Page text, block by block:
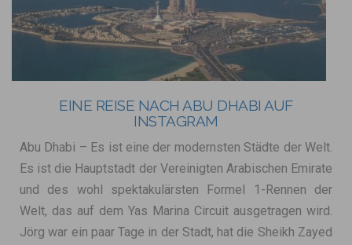
EINE REISE NACH ABU DHABI AUF
INSTAGRAM
Abu Dhabi – Es ist eine der modernsten Städte der Welt.
Es ist die Hauptstadt der Vereinigten Arabischen Emirate
und des wohl spektakulärsten Formel 1-Rennen der
Welt, das auf dem Yas Marina Circuit ausgetragen wird.
Jörg war ein paar Tage in der Stadt, hat die Sheikh Zayed